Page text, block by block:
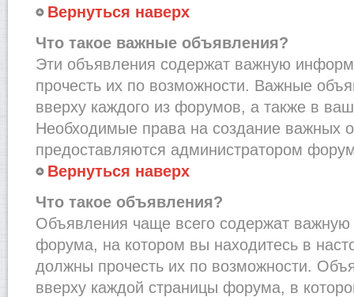
Вернуться наверх
Что такое важные объявления?
Эти объявления содержат важную
прочесть их по возможности. Важные
вверху каждого из форумов, а также в
Необходимые права на создание важных
предоставляются администратором
Вернуться наверх
Что такое объявления?
Объявления чаще всего содержат
форума, на котором вы находитесь в
должны прочесть их по возможности.
вверху каждой страницы форума, в